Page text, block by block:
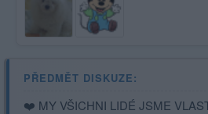
PŘEDMĚT DISKUZE:
❤️ MY VŠICHNI LIDÉ JSME